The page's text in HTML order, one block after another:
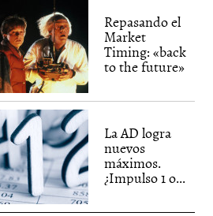
Repasando el
Market
Timing: «back
to the future»
La AD logra
nuevos
máximos.
¿Impulso 1 o...